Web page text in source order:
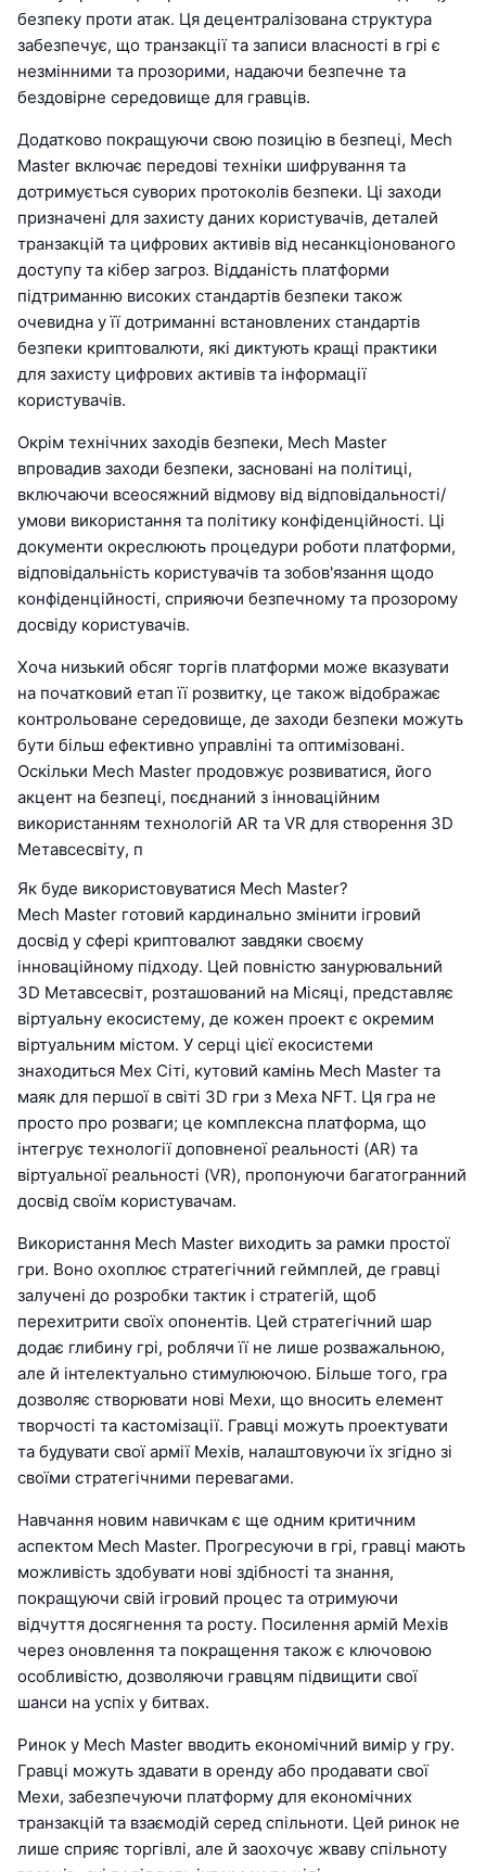
безпеку проти атак. Ця децентралізована структура
забезпечує, що транзакції та записи власності в грі є
незмінними та прозорими, надаючи безпечне та
бездовірне середовище для гравців.
Додатково покращуючи свою позицію в безпеці, Mech
Master включає передові техніки шифрування та
дотримується суворих протоколів безпеки. Ці заходи
призначені для захисту даних користувачів, деталей
транзакцій та цифрових активів від несанкціонованого
доступу та кібер загроз. Відданість платформи
підтриманню високих стандартів безпеки також
очевидна у її дотриманні встановлених стандартів
безпеки криптовалюти, які диктують кращі практики
для захисту цифрових активів та інформації
користувачів.
Окрім технічних заходів безпеки, Mech Master
впровадив заходи безпеки, засновані на політиці,
включаючи всеосяжний відмову від відповідальності/
умови використання та політику конфіденційності. Ці
документи окреслюють процедури роботи платформи,
відповідальність користувачів та зобов'язання щодо
конфіденційності, сприяючи безпечному та прозорому
досвіду користувачів.
Хоча низький обсяг торгів платформи може вказувати
на початковий етап її розвитку, це також відображає
контрольоване середовище, де заходи безпеки можуть
бути більш ефективно управліні та оптимізовані.
Оскільки Mech Master продовжує розвиватися, його
акцент на безпеці, поєднаний з інноваційним
використанням технологій AR та VR для створення 3D
Метавсесвіту, п
Як буде використовуватися Mech Master?
Mech Master готовий кардинально змінити ігровий
досвід у сфері криптовалют завдяки своєму
інноваційному підходу. Цей повністю занурювальний
3D Метавсесвіт, розташований на Місяці, представляє
віртуальну екосистему, де кожен проект є окремим
віртуальним містом. У серці цієї екосистеми
знаходиться Мех Сіті, кутовий камінь Mech Master та
маяк для першої в світі 3D гри з Меха NFT. Ця гра не
просто про розваги; це комплексна платформа, що
інтегрує технології доповненої реальності (AR) та
віртуальної реальності (VR), пропонуючи багатогранний
досвід своїм користувачам.
Використання Mech Master виходить за рамки простої
гри. Воно охоплює стратегічний геймплей, де гравці
залучені до розробки тактик і стратегій, щоб
перехитрити своїх опонентів. Цей стратегічний шар
додає глибину грі, роблячи її не лише розважальною,
але й інтелектуально стимулюючою. Більше того, гра
дозволяє створювати нові Мехи, що вносить елемент
творчості та кастомізації. Гравці можуть проектувати
та будувати свої армії Мехів, налаштовуючи їх згідно зі
своїми стратегічними перевагами.
Навчання новим навичкам є ще одним критичним
аспектом Mech Master. Прогресуючи в грі, гравці мають
можливість здобувати нові здібності та знання,
покращуючи свій ігровий процес та отримуючи
відчуття досягнення та росту. Посилення армій Мехів
через оновлення та покращення також є ключовою
особливістю, дозволяючи гравцям підвищити свої
шанси на успіх у битвах.
Ринок у Mech Master вводить економічний вимір у гру.
Гравці можуть здавати в оренду або продавати свої
Мехи, забезпечуючи платформу для економічних
транзакцій та взаємодій серед спільноти. Цей ринок не
лише сприяє торгівлі, але й заохочує жваву спільноту